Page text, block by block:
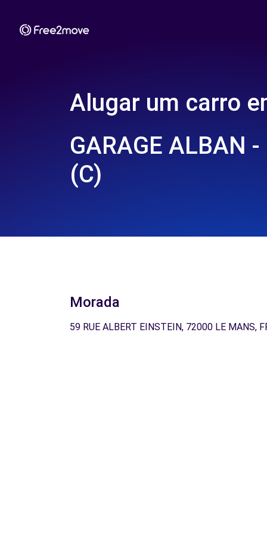
Alugar um carro
GARAGE ALBAN
(C)
Morada
59 RUE ALBERT EINSTEIN, 72000 LE MANS,